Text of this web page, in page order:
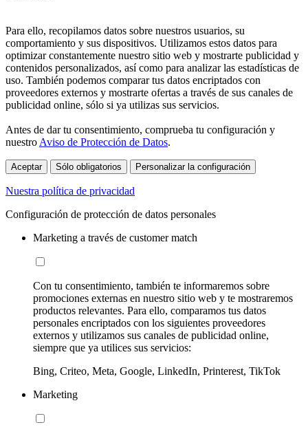
Para ello, recopilamos datos sobre nuestros usuarios, su
comportamiento y sus dispositivos. Utilizamos estos datos para
optimizar constantemente nuestro sitio web y mostrarte publicidad y
contenidos personalizados, así como para analizar las estadísticas de
uso. También podemos comparar tus datos encriptados con
proveedores externos y mostrarte ofertas a través de sus canales de
publicidad online, sólo si ya utilizas sus servicios.
Antes de dar tu consentimiento, comprueba tu configuración y
nuestro Aviso de Protección de Datos.
Aceptar Sólo obligatorios Personalizar la configuración
Nuestra política de privacidad
Configuración de protección de datos personales
Marketing a través de customer match
Con tu consentimiento, también te informaremos sobre
promociones externas en nuestro sitio web y te mostraremos
productos relevantes. Para ello, comparamos tus datos
personales encriptados con los siguientes proveedores
externos y utilizamos sus canales de publicidad online,
siempre que ya utilices sus servicios:
Bing, Criteo, Meta, Google, LinkedIn, Printerest, TikTok
Marketing